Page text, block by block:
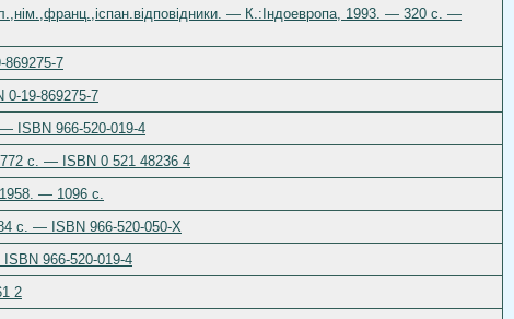
— К.:Індоевропа, 1993. — 320 с. —
7
19-869275-7
ISBN 966-520-019-4
c. — ISBN 0 521 48236 4
— 1096 c.
c. — ISBN 966-520-050-Х
966-520-019-4
2